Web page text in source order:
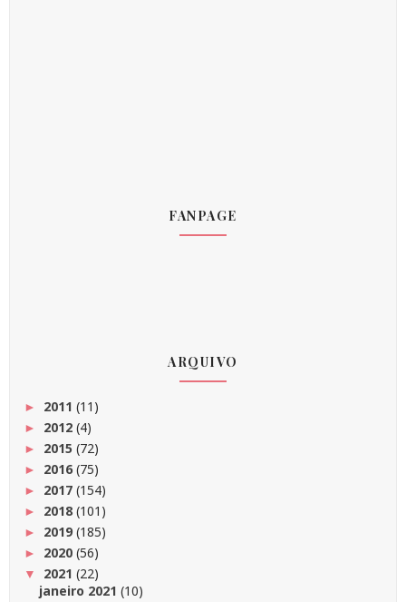
FANPAGE
ARQUIVO
► 2011 (11)
► 2012 (4)
► 2015 (72)
► 2016(75)
► 2017 (154)
► 2018 (101)
► 2019(185)
► 2020 (56)
▼ 2021 (22)
janeiro 2021 (10)